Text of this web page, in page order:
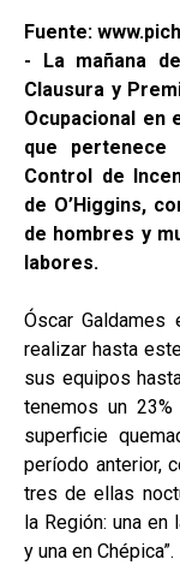
Fuente:
- La mañana
Clausura y
Ocupacional en
que pertenece
Control de
de O’Higgins,
de hombres y
labores.
Óscar Galdames
realizar hasta
sus equipos
tenemos un
superficie
período anterior,
tres de ellas
la Región: una
y una en Chépica”.